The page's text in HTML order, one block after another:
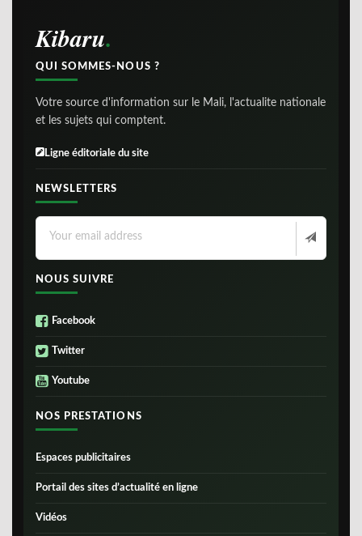
Kibaru
QUI SOMMES-NOUS ?
Votre source d'information sur le Mali, l'actualite nationale
et les sujets qui comptent.
Ligne éditoriale du site
NEWSLETTERS
NOUS SUIVRE
Facebook
Twitter
Youtube
NOS PRESTATIONS
Espaces publicitaires
Portail des sites d’actualité en ligne
Vidéos